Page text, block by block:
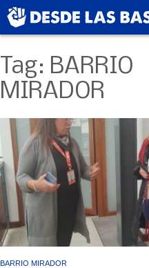
Tag: BARRIO
MIRADOR
BARRIO MIRADOR